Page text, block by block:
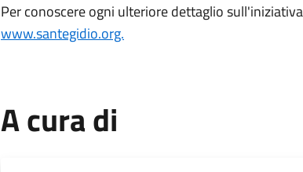
Per conoscere ogni ulteriore dettaglio
www.santegidio.org.
A cura di